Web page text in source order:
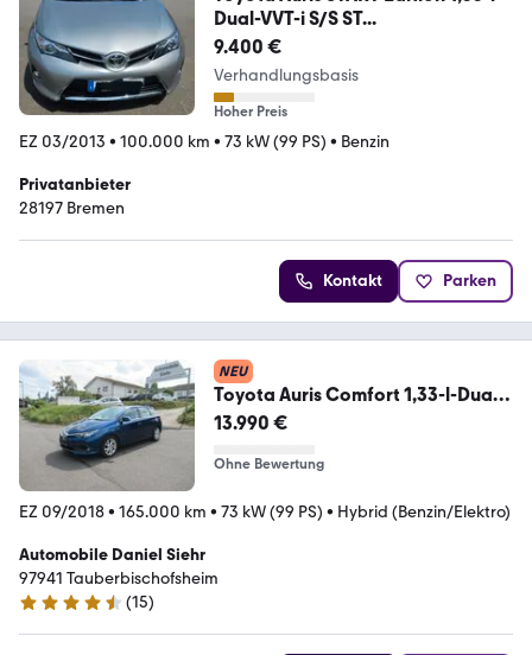
Dual-VVT-i S/S ST...
9.400 €
Verhandlungsbasis
Hoher Preis
EZ 03/2013 • 100.000 km • 73 kW (99 PS) • Benzin
Privatanbieter
28197 Bremen
Kontakt Parken
NEU
Toyota Auris Comfort 1,33-l-Dual-
VVT-i S/S
13.990 €
Ohne Bewertung
EZ 09/2018• 165.000 km • 73 kW (99 PS) • Hybrid (Benzin/Elektro)
Automobile Daniel Siehr
97941 Tauberbischofsheim
4.5 Sterne
(15)